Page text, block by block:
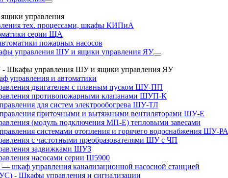
управления
тех. процессами, шкафы КИПиА
серии ЩА
пожарных насосов
управления ШУ и ящики управления ЯУ
Шкафы управления ШУ и ящики управления ЯУ
управления и автоматики
двигателем с плавным пуском ШУ-ПП
противопожарными клапанами ШУП-К
для систем электрообогрева ШУ-ТЛ
приточными и вытяжными вентиляторами ШУ-Е
(модуль подключения МП-Е) тепловыми завесами
системами отопления и горячего водоснабжения ШУ-РА
с частотными преобразователями ШУ с ЧП
задвижками ШУЗ
насосами серии Ш5900
управления канализационной насосной станцией
- Шкафы управления и сигнализации